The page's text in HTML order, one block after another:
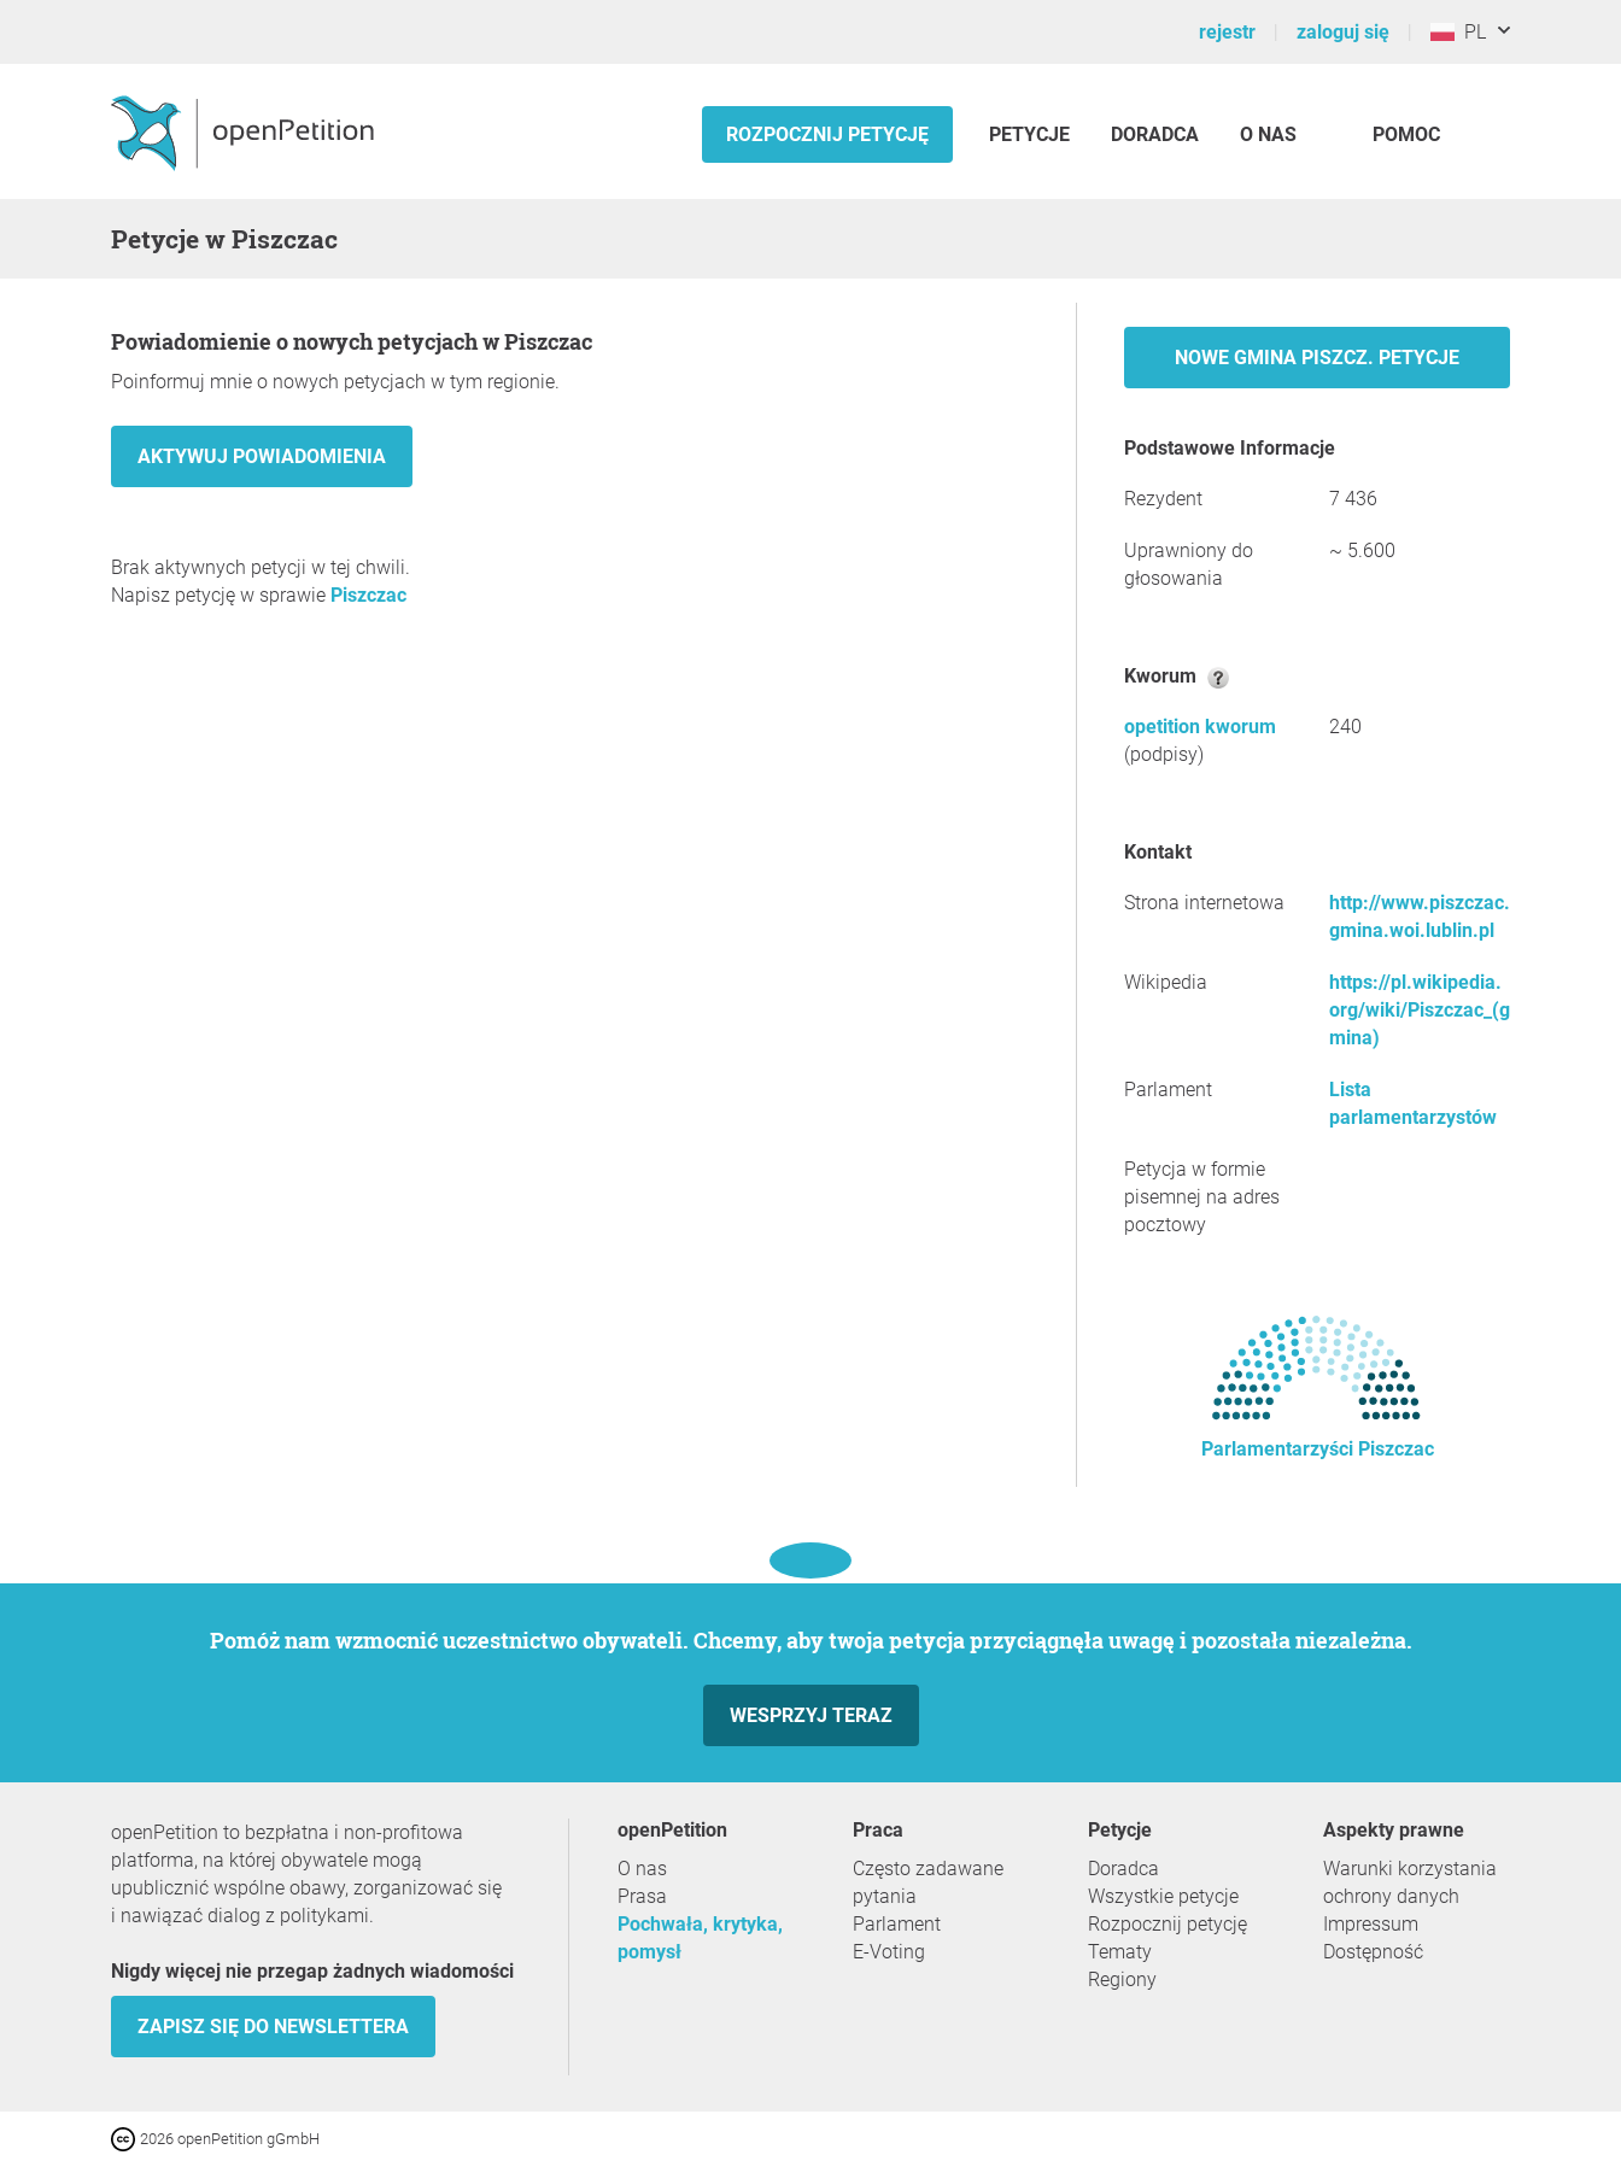
rejestr zaloguj się PL
ROZPOCZNIJ PETYCJĘ PETYCJE DORADCA O NAS POMOC
Petycje w Piszczac
Powiadomienie o nowych petycjach w Piszczac
Poinformuj mnie o nowych petycjach w tym regionie.
Brak aktywnych petycji w tej chwili.
Napisz petycję w sprawie Piszczac
NOWE GMINA PISZCZ. PETYCJE
Podstawowe Informacje
Rezydent 7 436
Uprawniony do
głosowania
~ 5.600
Kworum
opetition kworum
(podpisy)
240
Kontakt
Strona internetowa
http://www.piszczac.
gmina.woi.lublin.pl
Wikipedia
https://pl.wikipedia.
org/wiki/Piszczac_(g
mina)
Parlament
Lista
parlamentarzystów
Petycja w formie
pisemnej na adres
pocztowy
Parlamentarzyści Piszczac
Pomóż nam wzmocnić uczestnictwo obywateli. Chcemy, aby twoja petycja przyciągnęła uwagę i pozostała niezależna.
WESPRZYJ TERAZ
openPetition to bezpłatna i non-profitowa
platforma, na której obywatele mogą
upublicznić wspólne obawy, zorganizować się
i nawiązać dialog z politykami.
Nigdy więcej nie przegap żadnych wiadomości
ZAPISZ SIĘ DO NEWSLETTERA
openPetition
O nas
Prasa
Pochwała, krytyka,
pomysł
praca
Często zadawane
pytania
Parlament
E-Voting
Petycje
Doradca
Wszystkie petycje
Rozpocznij petycję
Tematy
Regiony
Aspekty prawne
Warunki korzystania
ochrony danych
Impressum
Dostępność
2026 openPetition gGmbH